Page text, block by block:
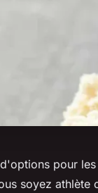
pour
soyez athlète